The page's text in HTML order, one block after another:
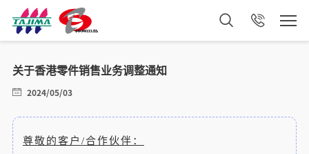
关于香港零件销售业务调整通知
2024/05/03
尊敬的客户/合作伙伴：